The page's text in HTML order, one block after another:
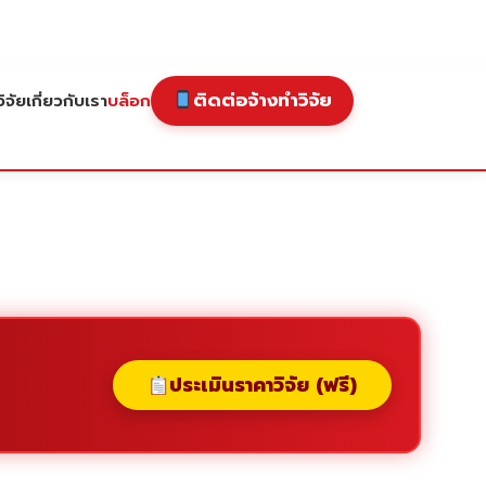
จัยเกี่ยวกับเราบล็อก ติดต่อจ้างทำวิจัย
ประเมินราคาวิจัย (ฟรี)